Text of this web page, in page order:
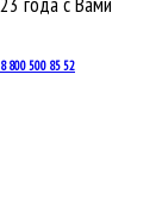
8 800 500 85 52